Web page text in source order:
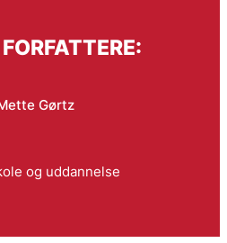
Gørtz
og uddannelse